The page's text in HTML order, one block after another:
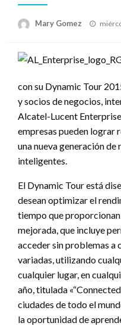
Mary Gomez
con su Dynamic Tour
y socios de negocios,
Alcatel-Lucent
empresas pueden lograr
una nueva generación de
inteligentes.
El Dynamic Tour está
desean optimizar el
tiempo que
mejorada, que incluye
acceder sin problemas a
variadas, utilizando
cualquier lugar, en
año, titulada
ciudades de todo el
la oportunidad de